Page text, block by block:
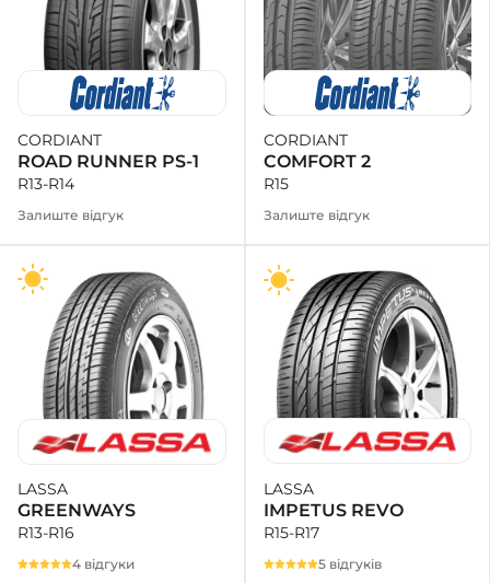
CORDIANT
ROAD RUNNER PS-1
R13-R14
Залиште відгук
CORDIANT
COMFORT 2
R15
Залиште відгук
LASSA
GREENWAYS
R13-R16
4 відгуки
LASSA
IMPETUS REVO
R15-R17
5 відгуків